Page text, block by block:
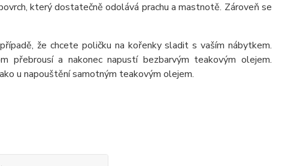
který dostatečně odolává prachu a mastnotě. Zároveň se
že chcete poličku na kořenky sladit s vaším nábytkem.
přebrousí a nakonec napustí bezbarvým teakovým olejem.
u napouštění samotným teakovým olejem.